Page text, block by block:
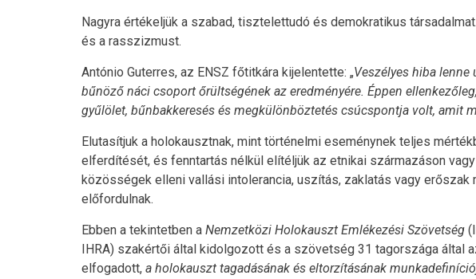
Nagyra értékeljük a szabad, tisztelettudó és demokratikus
és a rasszizmust.
António Guterres, az ENSZ főtitkára kijelentette: „Veszélyes hiba
bűnöző náci csoport őrültségének az eredményére. Éppen
gyűlölet, bűnbakkeresés és megkülönböztetés csúcspontja volt, amit
Elutasítjuk a holokausztnak, mint történelmi eseménynek teljes
elferdítését, és fenntartás nélkül elítéljük az etnikai származáson
közösségek elleni vallási intolerancia, uszítás, zaklatás vagy erőszak
előfordulnak.
Ebben a tekintetben a Nemzetközi Holokauszt Emlékezési Szövetség
IHRA) szakértői által kidolgozott és a szövetség 31 tagországa által
elfogadott, a holokauszt tagadásának és eltorzításának